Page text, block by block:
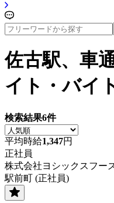
佐古駅、車
イト・バイ
検索結果6件
平均時給1,347円
正社員
株式会社ヨシックスフー
駅前町 (正社員)